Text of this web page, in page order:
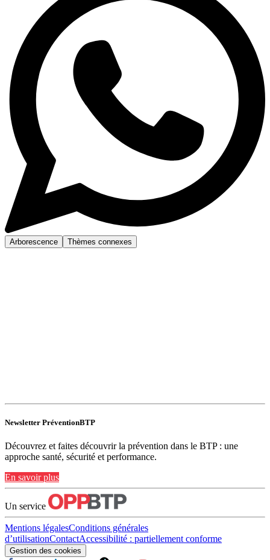
Arborescence Thèmes connexes
Newsletter PréventionBTP
Découvrez et faites découvrir la prévention dans le BTP : une
approche santé, sécurité et performance.
En savoir plus
Un service
Mentions légalesConditions générales
d’utilisationContactAccessibilité : partiellement conforme
Gestion des cookies